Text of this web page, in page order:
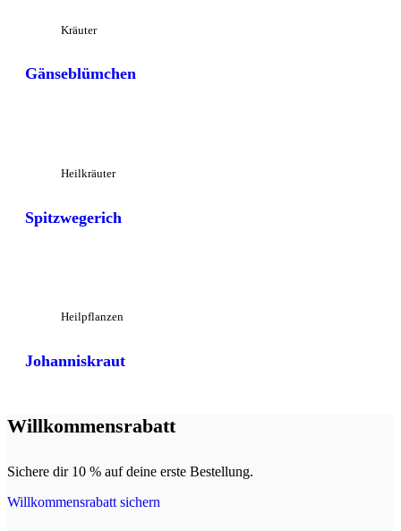
Kräuter
Gänseblümchen
Heilkräuter
Spitzwegerich
Heilpflanzen
Johanniskraut
Willkommensrabatt
Sichere dir 10 % auf deine erste Bestellung.
Willkommensrabatt sichern